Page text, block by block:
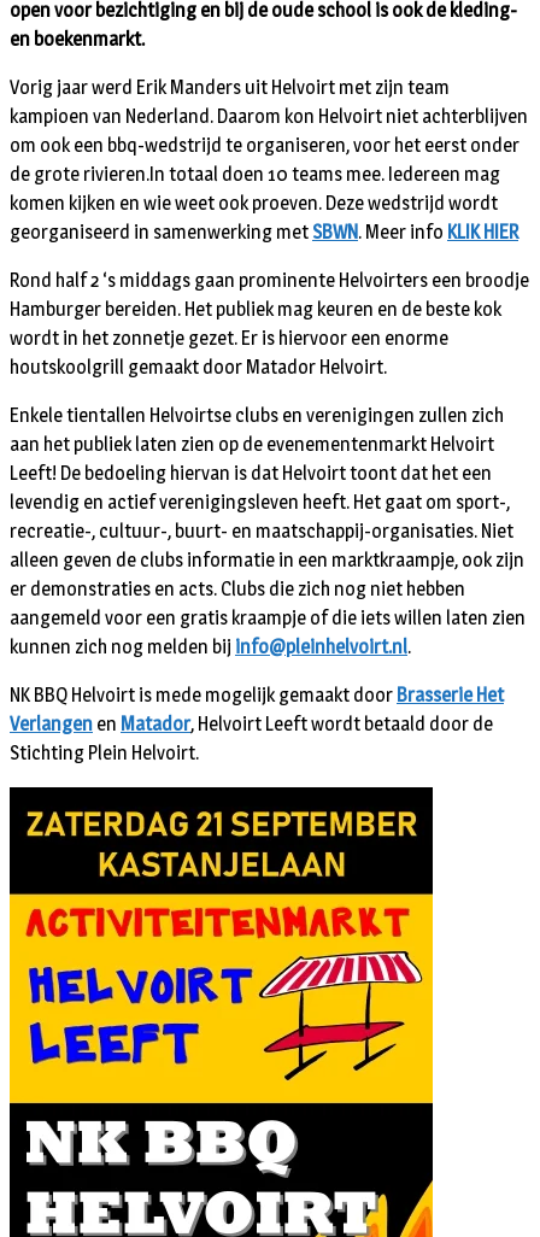
open voor bezichtiging en bij de oude school is ook de kleding-
en boekenmarkt.
Vorig jaar werd Erik Manders uit Helvoirt met zijn team
kampioen van Nederland. Daarom kon Helvoirt niet achterblijven
om ook een bbq-wedstrijd te organiseren, voor het eerst onder
de grote rivieren.In totaal doen 10 teams mee. Iedereen mag
komen kijken en wie weet ook proeven. Deze wedstrijd wordt
georganiseerd in samenwerking met SBWN. Meer info KLIK HIER
Rond half 2 ‘s middags gaan prominente Helvoirters een broodje
Hamburger bereiden. Het publiek mag keuren en de beste kok
wordt in het zonnetje gezet. Er is hiervoor een enorme
houtskoolgrill gemaakt door Matador Helvoirt.
Enkele tientallen Helvoirtse clubs en verenigingen zullen zich
aan het publiek laten zien op de evenementenmarkt Helvoirt
Leeft! De bedoeling hiervan is dat Helvoirt toont dat het een
levendig en actief verenigingsleven heeft. Het gaat om sport-,
recreatie-, cultuur-, buurt- en maatschappij-organisaties. Niet
alleen geven de clubs informatie in een marktkraampje, ook zijn
er demonstraties en acts. Clubs die zich nog niet hebben
aangemeld voor een gratis kraampje of die iets willen laten zien
kunnen zich nog melden bij info@pleinhelvoirt.nl.
NK BBQ Helvoirt is mede mogelijk gemaakt door Brasserie Het
Verlangen en Matador, Helvoirt Leeft wordt betaald door de
Stichting Plein Helvoirt.